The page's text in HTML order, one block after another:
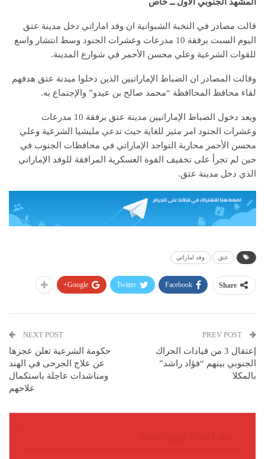
قالت مصادر في النخبة الشبوانية ان وفد اماراتي دخل مدينة عتق
اليوم السبت برفقة 10 مدرعات وعشرات الجنود وسط انتشار واسع
للقوات الشرعية وعلي محسن الأحمر في شوارع المدينة.
وقالت المصادر ان الضباط الإماراتيين الذين دخلوا ميدنة عتق هدفهم
لقاء محافظ المحاافظة “محمد صالح بن عيدو” والإجتماع به.
ويعد دخول الضباط الإماراتيين مدينة عتق برفقة 10 مدرعات
وعشرات الجنود امر مثير للغاية حيث تدعي مليشيا الشرعية وعلي
محسن الأحمر محاربة التواجد الإماراتي في محافظات الجنوب في
حين لم تجرأ على تخفيف القوة العسكرية المرافقة للوفد الإماراتي
الذي دخل مدينة عتق.
عتق وفد اماراتي
Share
Facebook
Twitter
Google+
إعتقال 3 من قيادات الحراك
الجنوبي بينهم “فؤاد راشد”
بالمكلا
NEXT POST
حكومة الشرعية تعلن عجزها
عن علاج الجرحى في الهند
ومناشدات عاجلة باستكمال
علاجهم